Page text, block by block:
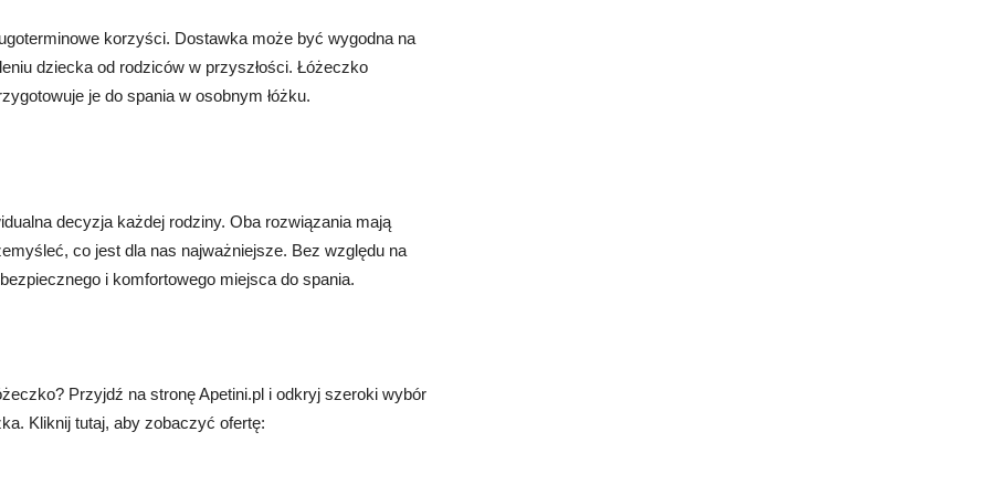
korzyści. Dostawka może być wygodna na
dziecka od rodziców w przyszłości. Łóżeczko
je do spania w osobnym łóżku.
decyzja każdej rodziny. Oba rozwiązania mają
co jest dla nas najważniejsze. Bez względu na
i komfortowego miejsca do spania.
Przyjdź na stronę Apetini.pl i odkryj szeroki wybór
Kliknij tutaj, aby zobaczyć ofertę: